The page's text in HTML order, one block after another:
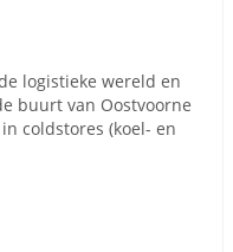
logistieke wereld en
buurt van Oostvoorne
coldstores (koel- en